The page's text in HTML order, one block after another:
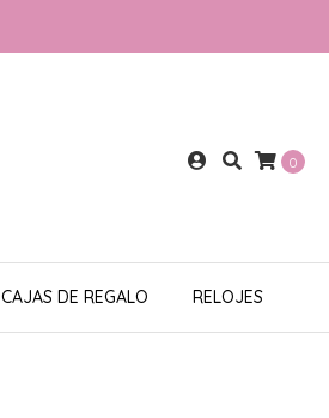
0
CAJAS DE REGALO RELOJES